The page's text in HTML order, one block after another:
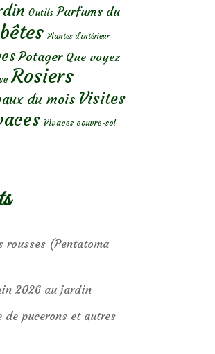
Outils Parfums du
Plantes d’intérieur
Potager Que voyez-
Rosiers
du mois Visites
Vivaces couvre-sol
rousses (Pentatoma
2026 au jardin
pucerons et autres